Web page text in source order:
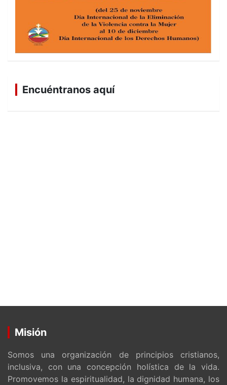
Encuéntranos aquí
Misión
Somos una organización de principios cristianos,
inclusiva, con una concepción holística de la vida.
Promovemos la espiritualidad, la dignidad humana, los